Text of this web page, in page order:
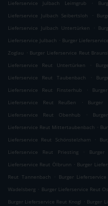
Lieferservice Julbach Leimgrub .
Lieferservice Julbach Seibertsloh
.
Lieferservice Julbach Untertürken
.
Lieferservice Julbach . Burger
Zoglau . Burger Lieferservice Reut
Lieferservice Reut Untertürken
.
Lieferservice Reut Taubenbach
.
Lieferservice Reut Finsterhub
.
Lieferservice Reut Reußen
. Burger
Lieferservice Reut Obenhub
.
Lieferservice Reut Mittertaubenbach .
Lieferservice Reut Schönstelzham
.
Lieferservice Reut Priesting
.
Lieferservice Reut Ölbrunn . Burger
Reut Tannenbach
. Burger
Wadelsberg . Burger Lieferservice Reut
Burger Lieferservice Reut Knogl . Burger